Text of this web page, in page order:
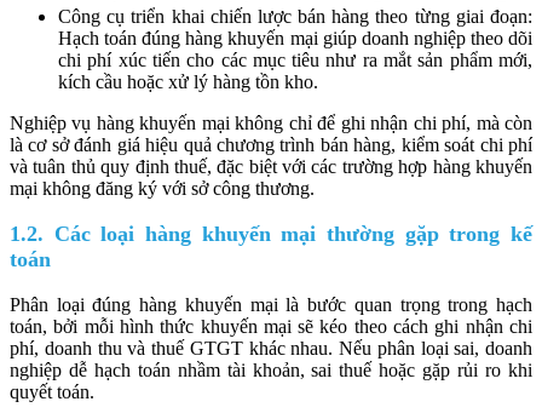
Công cụ triển khai chiến lược bán hàng theo từng giai đoạn:
Hạch toán đúng hàng khuyến mại giúp doanh nghiệp theo dõi
chi phí xúc tiến cho các mục tiêu như ra mắt sản phẩm mới,
kích cầu hoặc xử lý hàng tồn kho.
Nghiệp vụ hàng khuyến mại không chỉ để ghi nhận chi phí, mà còn
là cơ sở đánh giá hiệu quả chương trình bán hàng, kiểm soát chi phí
và tuân thủ quy định thuế, đặc biệt với các trường hợp hàng khuyến
mại không đăng ký với sở công thương.
1.2. Các loại hàng khuyến mại thường gặp trong kế
toán
Phân loại đúng hàng khuyến mại là bước quan trọng trong hạch
toán, bởi mỗi hình thức khuyến mại sẽ kéo theo cách ghi nhận chi
phí, doanh thu và thuế GTGT khác nhau. Nếu phân loại sai, doanh
nghiệp dễ hạch toán nhầm tài khoản, sai thuế hoặc gặp rủi ro khi
quyết toán.